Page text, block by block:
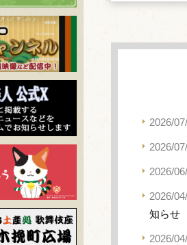
2026/
2026/
2026/
2026/
知らせ
2026/